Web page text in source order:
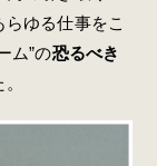
ゆる仕事をこ
ム”の恐るべき